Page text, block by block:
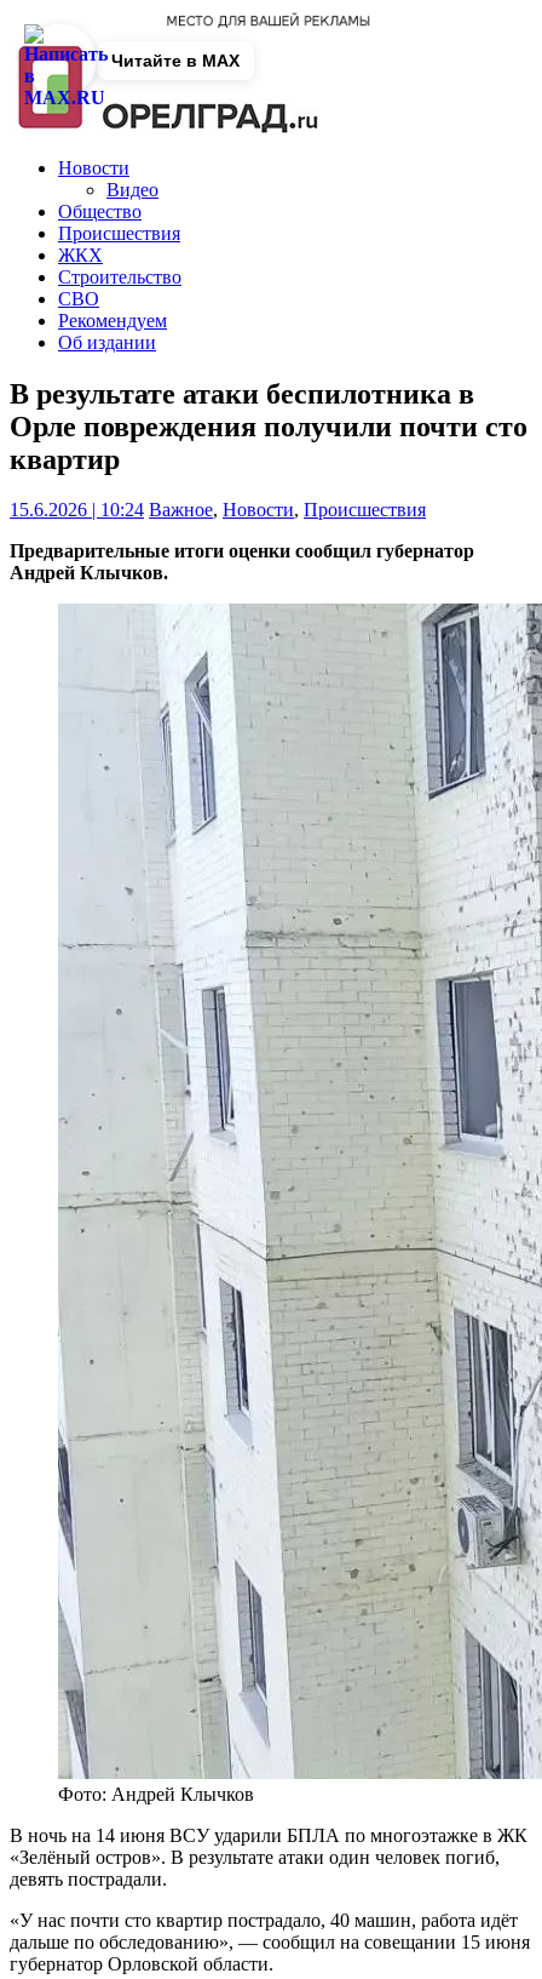
Новости
Видео
Общество
Происшествия
ЖКХ
Строительство
СВО
Рекомендуем
Об издании
В результате атаки беспилотника в
Орле повреждения получили почти сто
квартир
15.6.2026 | 10:24 Важное, Новости, Происшествия
Предварительные итоги оценки сообщил губернатор
Андрей Клычков.
Фото: Андрей Клычков
В ночь на 14 июня ВСУ ударили БПЛА по многоэтажке в ЖК
«Зелёный остров». В результате атаки один человек погиб,
девять пострадали.
«У нас почти сто квартир пострадало, 40 машин, работа идёт
дальше по обследованию», — сообщил на совещании 15 июня
губернатор Орловской области.
Читайте в MAX